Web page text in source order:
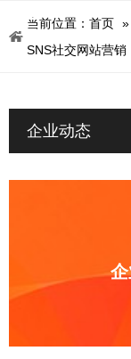
当前位置： 首页 »
SNS社交网站营销
企业动态